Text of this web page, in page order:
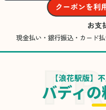
お支
現金払い・銀行振込・カード
【浪花駅版】
バディ